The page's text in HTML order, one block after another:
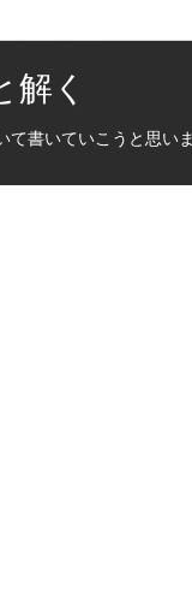
く
書いていこうと思い